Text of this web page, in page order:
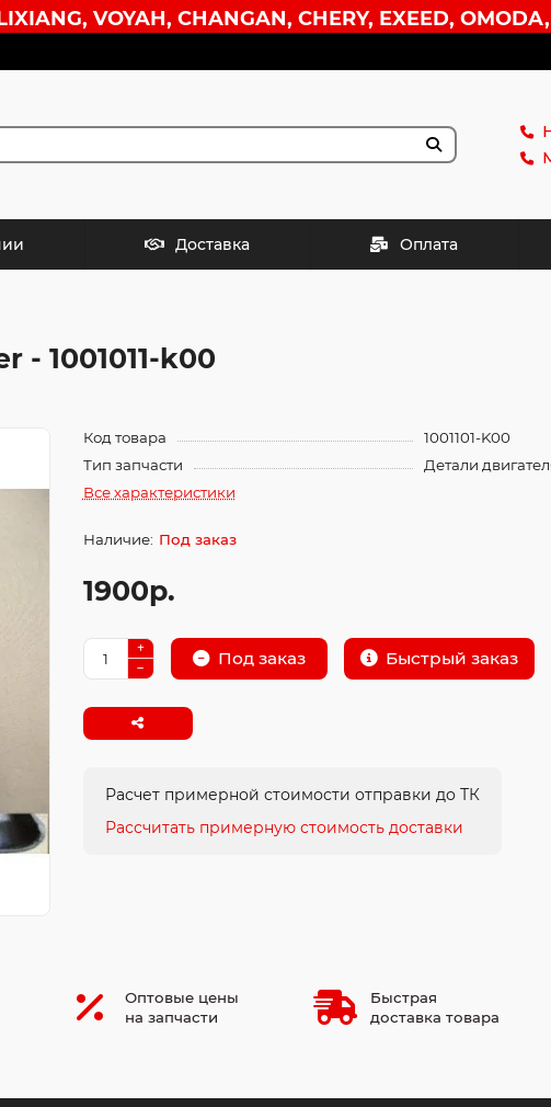
VOYAH, CHANGAN, CHERY, EXEED,
Доставка Оплата
- 1001011-k00
Код товара
1001101-K00
Тип запчасти
Детали
Все характеристики
Под заказ
1900р.
Под заказ Быстрый заказ
Расчет примерной стоимости отправки до ТК
Рассчитать примерную стоимость доставки
Оптовые цены
на запчасти
Быстрая
доставка товара